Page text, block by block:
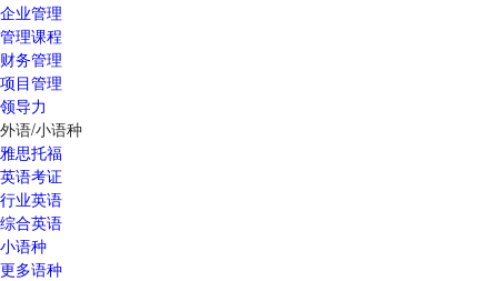
企业管理
管理课程
财务管理
项目管理
领导力
外语/小语种
雅思托福
英语考证
行业英语
综合英语
小语种
更多语种